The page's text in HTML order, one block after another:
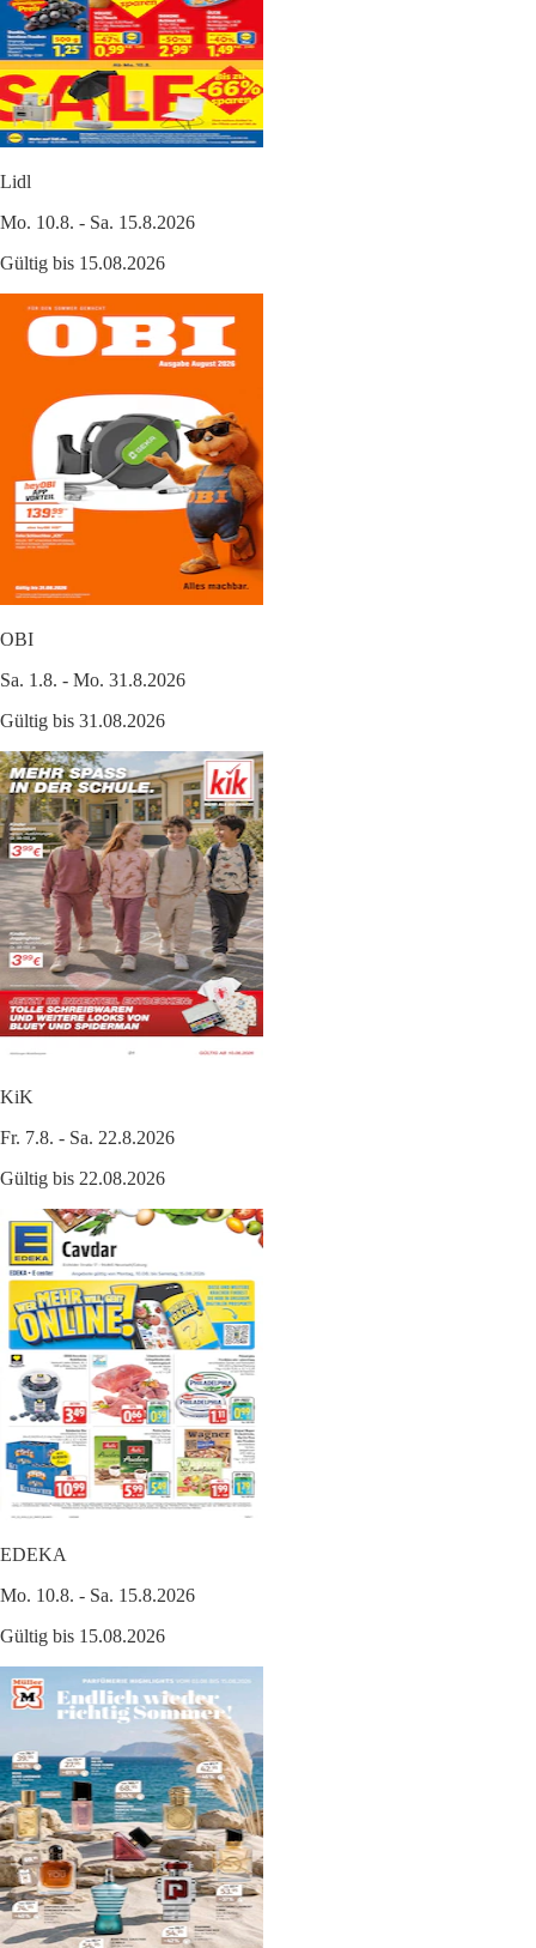
Lidl
Mo. 10.8. - Sa. 15.8.2026
Gültig bis 15.08.2026
OBI
Sa. 1.8. - Mo. 31.8.2026
Gültig bis 31.08.2026
KiK
Fr. 7.8. - Sa. 22.8.2026
Gültig bis 22.08.2026
EDEKA
Mo. 10.8. - Sa. 15.8.2026
Gültig bis 15.08.2026